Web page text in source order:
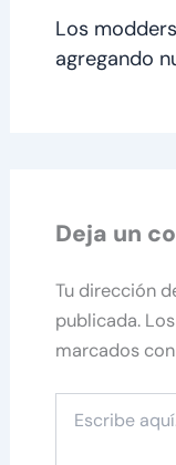
Los
agregando
Deja un
Tu dirección
publicada.
marcados con
aquí...